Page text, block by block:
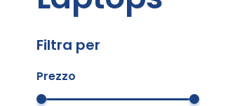
Filtra per
Prezzo